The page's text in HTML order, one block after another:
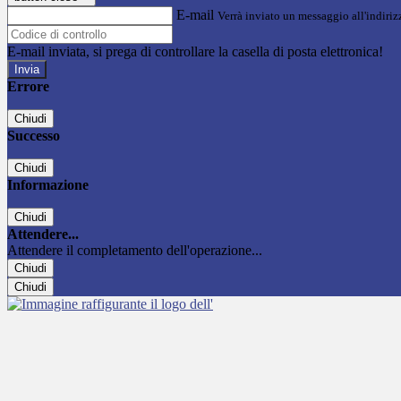
E-mail Verrà inviato un messaggio
E-mail inviata, si prega di controllare la casella di posta elettronica!
Errore
Chiudi
Successo
Chiudi
Informazione
Chiudi
Attendere...
Attendere il completamento dell'operazione...
Chiudi
Chiudi